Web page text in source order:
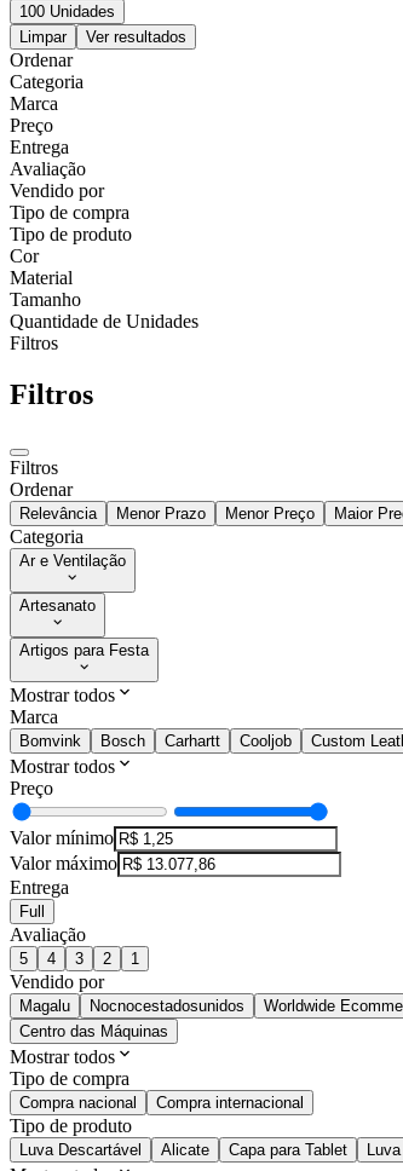
100 Unidades
Limpar
Ver resultados
Ordenar
Categoria
Marca
Preço
Entrega
Avaliação
Vendido por
Tipo de compra
Tipo de produto
Cor
Material
Tamanho
Quantidade de Unidades
Filtros
Filtros
Filtros
Ordenar
Relevância Menor Prazo Menor Preço Maior
Categoria
Ar e Ventilação
Artesanato
Artigos para Festa
Mostrar todos
Marca
Bomvink Bosch Carhartt Cooljob Custom
Mostrar todos
Preço
Valor mínimo
Valor máximo
Entrega
Full
Avaliação
5 4 3 2 1
Vendido por
Magalu Nocnocestadosunidos Worldwide
Centro das Máquinas
Mostrar todos
Tipo de compra
Compra nacional Compra internacional
Tipo de produto
Luva Descartável Alicate Capa para Tablet